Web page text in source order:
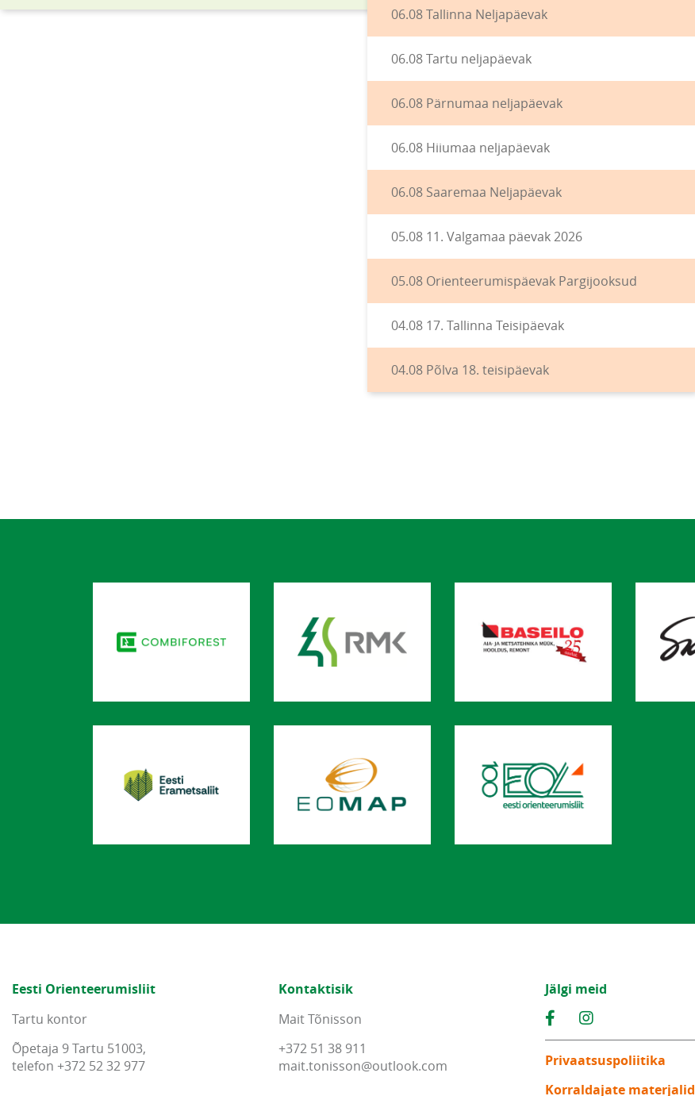
06.08 Tallinna Neljapäevak
06.08 Tartu neljapäevak
06.08 Pärnumaa neljapäevak
06.08 Hiiumaa neljapäevak
06.08 Saaremaa Neljapäevak
05.08 11. Valgamaa päevak 2026
05.08 Orienteerumispäevak Pargijooksud
04.08 17. Tallinna Teisipäevak
04.08 Põlva 18. teisipäevak
Eesti Orienteerumisliit
Tartu kontor
Õpetaja 9 Tartu 51003,
telefon +372 52 32 977
Kontaktisik
Mait Tõnisson
+372 51 38 911
mait.tonisson@outlook.com
Jälgi meid
Privaatsuspoliitika
Korraldajate materjalid